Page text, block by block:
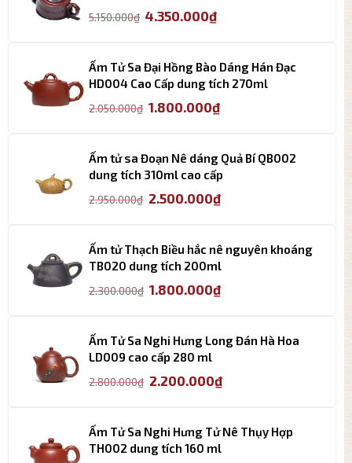
5.150.000₫ Giá
5.150.000₫.
4.350.000₫Giá
là:
4.350.000₫.
Ấm Tử Sa Đại Hồng Bào Dáng Hán Đạc
HD004 Cao Cấp dung tích 270ml
2.050.000₫ Giá
2.050.000₫.
1.800.000₫Giá
là:
1.800.000₫.
Ấm tử sa Đoạn Nê dáng Quả Bí QB002
dung tích 310ml cao cấp
2.950.000₫ Giá
2.950.000₫.
2.500.000₫Giá
là:
Ấm tử Thạch Biều hắc nê nguyên khoáng
TB020 dung tích 200ml
2.300.000₫ Giá
2.300.000₫.
1.800.000₫Giá
là:
Ấm Tử Sa Nghi Hưng Long Đán Hà Hoa
LD009 cao cấp 280 ml
2.800.000₫ Giá
2.800.000₫.
2.200.000₫Giá
là:
Ấm Tử Sa Nghi Hưng Tử Nê Thụy Hợp
TH002 dung tích 160 ml